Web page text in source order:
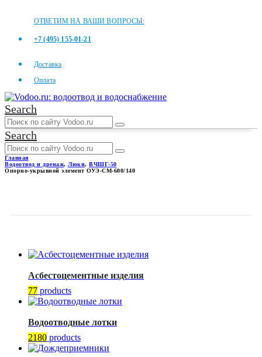
ОТВЕТИМ НА ВАШИ ВОПРОСЫ:
+7 (495) 155-01-21
Доставка
Оплата
Search
Search
Главная
Водоотвод и дренаж, Люки, ВЧШГ-50
Опорно-укрывной элемент ОУЭ-СМ-600/140
Асбестоцементные изделия
77 products
Водоотводные лотки
2180 products